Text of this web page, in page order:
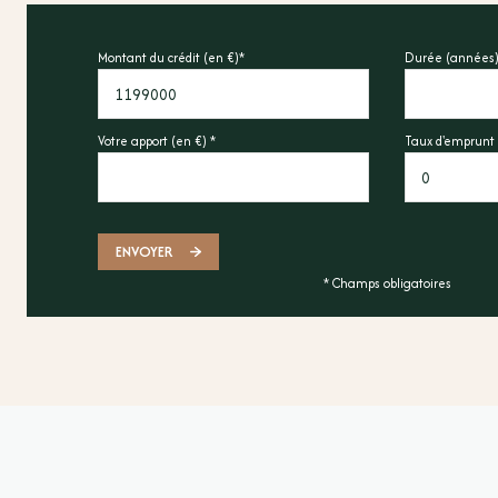
salle d'eauMontant du crédit (en €)* Durée
Votre apport (en €) * Taux d'emprunt
ENVOYER
* Champs obligatoires